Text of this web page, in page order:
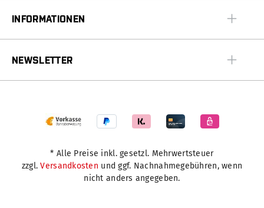
INFORMATIONEN
NEWSLETTER
* Alle Preise inkl. gesetzl. Mehrwertsteuer
zzgl.Versandkosten und ggf. Nachnahmegebühren, wenn
nicht anders angegeben.